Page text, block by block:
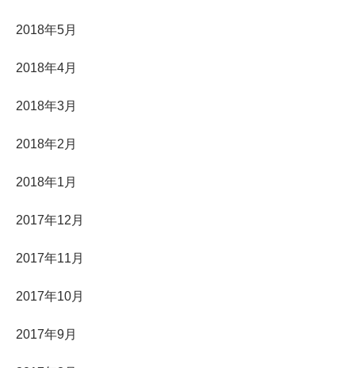
2018年5月
2018年4月
2018年3月
2018年2月
2018年1月
2017年12月
2017年11月
2017年10月
2017年9月